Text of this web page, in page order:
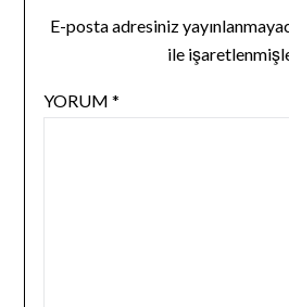
E-posta adresiniz
ile
YORUM *